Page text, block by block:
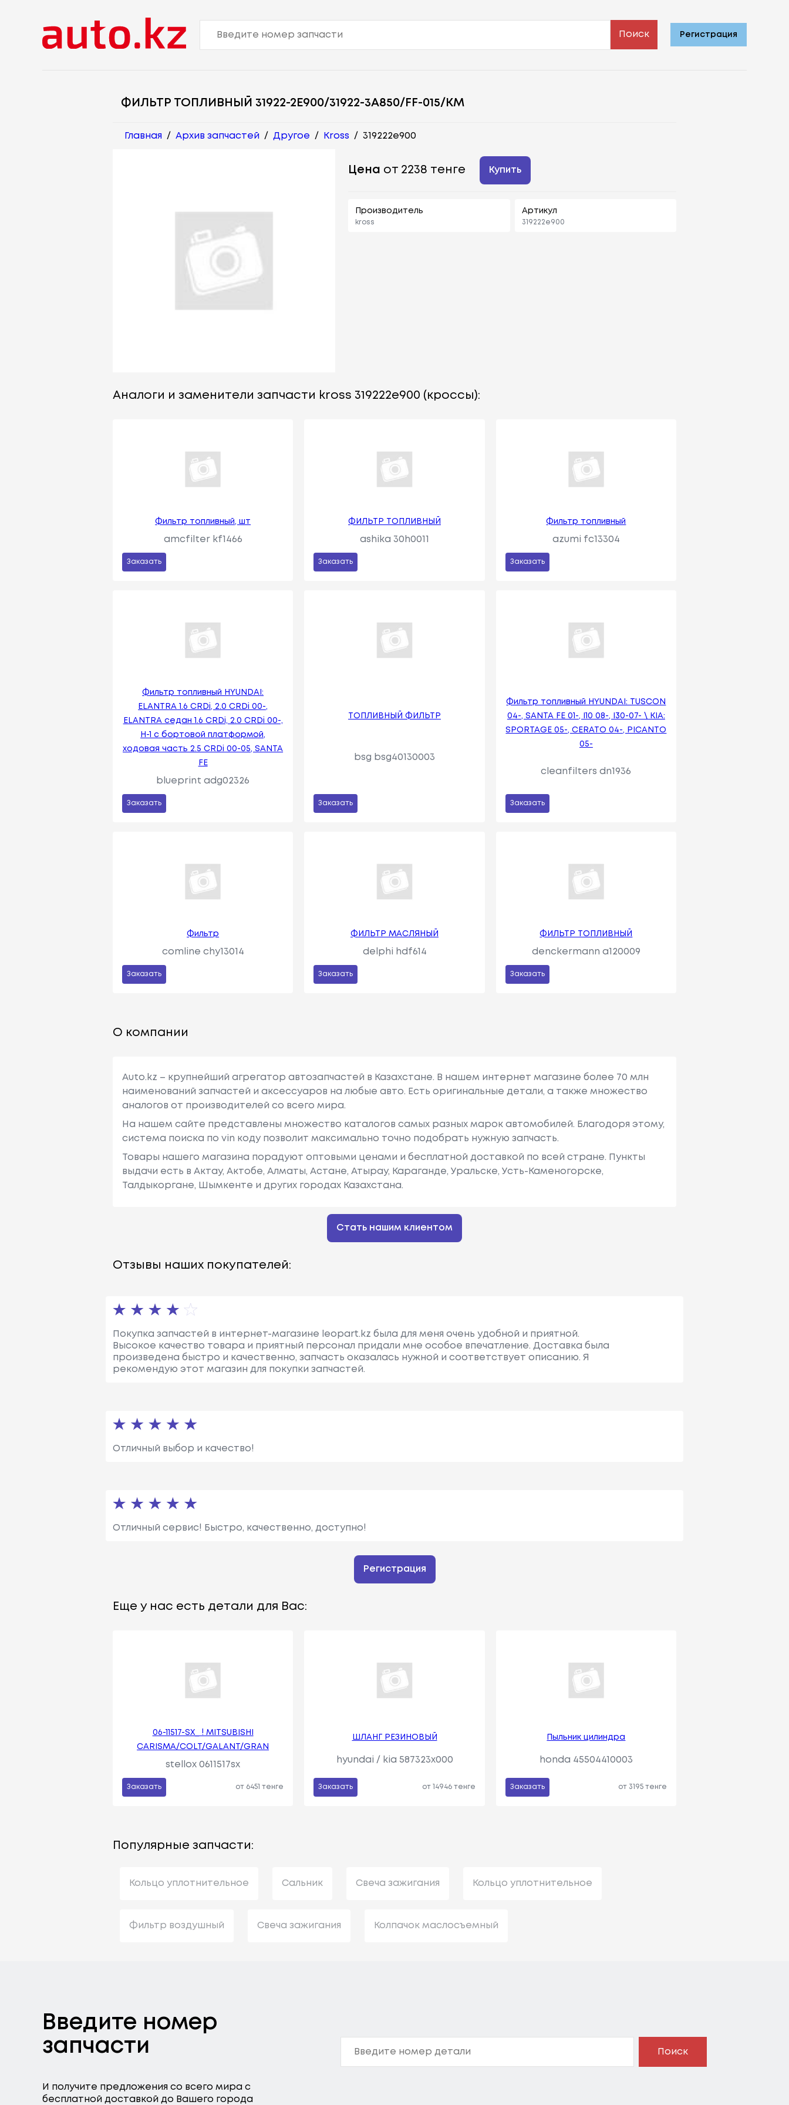
Поиск Регистрация
ФИЛЬТР ТОПЛИВНЫЙ 31922-2E900/31922-3A850/FF-015/KM
Главная / Архив запчастей / Другое / Kross / 319222e900
Цена от 2238 тенге Купить
Производитель
kross
Артикул
319222e900
Аналоги и заменители запчасти kross 319222e900 (кроссы):
Фильтр топливный, шт
amcfilter kf1466
Заказать
ФИЛЬТР ТОПЛИВНЫЙ
ashika 30h0011
Заказать
Фильтр топливный
azumi fc13304
Заказать
Фильтр топливный HYUNDAI:
ELANTRA 1.6 CRDi, 2.0 CRDi 00-,
ELANTRA седан 1.6 CRDi, 2.0 CRDi 00-,
H-1 c бортовой платформой,
ходовая часть 2.5 CRDi 00-05, SANTA
FE
blueprint adg02326
Заказать
ТОПЛИВНЫЙ ФИЛЬТР
bsg bsg40130003
Заказать
Фильтр топливный HYUNDAI: TUSCON
04-, SANTA FE 01-, I10 08-, I30-07- \ KIA:
SPORTAGE 05-, CERATO 04-, PICANTO
05-
cleanfilters dn1936
Заказать
Фильтр
comline chy13014
Заказать
ФИЛЬТР МАСЛЯНЫЙ
delphi hdf614
Заказать
ФИЛЬТР ТОПЛИВНЫЙ
denckermann a120009
Заказать
О компании
Auto.kz – крупнейший агрегатор автозапчастей в Казахстане. В нашем интернет магазине более 70 млн
наименований запчастей и аксессуаров на любые авто. Есть оригинальные детали, а также множество
аналогов от производителей со всего мира.
На нашем сайте представлены множество каталогов самых разных марок автомобилей. Благодоря этому,
система поиска по vin коду позволит максимально точно подобрать нужную запчасть.
Товары нашего магазина порадуют оптовыми ценами и бесплатной доставкой по всей стране. Пункты
выдачи есть в Актау, Актобе, Алматы, Астане, Атырау, Караганде, Уральске, Усть-Каменогорске,
Талдыкоргане, Шымкенте и других городах Казахстана.
Стать нашим клиентом
Отзывы наших покупателей:
Покупка запчастей в интернет-магазине leopart.kz была для меня очень удобной и приятной.
Высокое качество товара и приятный персонал придали мне особое впечатление. Доставка была
произведена быстро и качественно, запчасть оказалась нужной и соответствует описанию. Я
рекомендую этот магазин для покупки запчастей.
Отличный выбор и качество!
Отличный сервис! Быстро, качественно, доступно!
Регистрация
Еще у нас есть детали для Вас:
06-11517-SX_ ! MITSUBISHI
CARISMA/COLT/GALANT/GRAN
stellox 0611517sx
Заказать от 6451 тенге
ШЛАНГ РЕЗИНОВЫЙ
hyundai / kia 587323x000
Заказать от 14946 тенге
Пыльник цилиндра
honda 45504410003
Заказать от 3195 тенге
Популярные запчасти:
Кольцо уплотнительное Сальник Свеча зажигания Кольцо уплотнительное
Фильтр воздушный Свеча зажигания Колпачок маслосъемный
Введите номер
запчасти
И получите предложения со всего мира с
бесплатной доставкой до Вашего города
Поиск